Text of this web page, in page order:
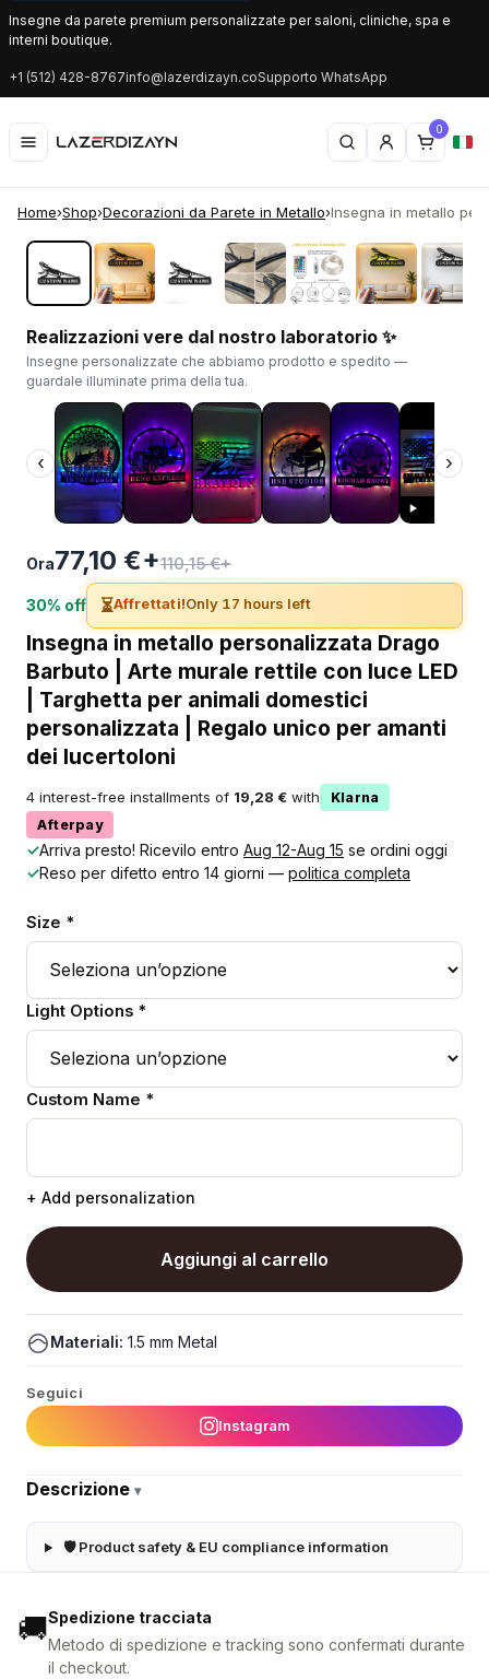
Insegne da parete premium personalizzate per saloni, cliniche, spa e
interni boutique.
+1 (512) 428-8767info@lazerdizayn.coSupporto WhatsApp
0
Home›Shop›Decorazioni da Parete in Metallo›Insegna in metallo
‹ ›
Realizzazioni vere dal nostro laboratorio ✨
Insegne personalizzate che abbiamo prodotto e spedito —
guardale illuminate prima della tua.
‹ ›
Ora77,10 €+110,15 €+
30% off ⏳Affrettati!Only 17 hours left
Insegna in metallo personalizzata Drago
Barbuto | Arte murale rettile con luce LED
| Targhetta per animali domestici
personalizzata | Regalo unico per amanti
dei lucertoloni
4 interest-free installments of 19,28 € with
Klarna
Afterpay
✓Arriva presto! Ricevilo entro Aug 12-Aug 15 se ordini oggi
✓Reso per difetto entro 14 giorni — politica completa
Size *
Light Options *
Custom Name *
+ Add personalization
Aggiungi al carrello
Materiali: 1.5 mm Metal
Seguici
Instagram
Descrizione ▾
🛡 Product safety & EU compliance information
🚚Spedizione tracciata
Metodo di spedizione e tracking sono confermati durante
il checkout.